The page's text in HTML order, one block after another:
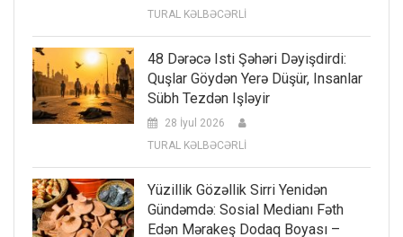
TURAL KƏLBƏCƏRLİ
48 Dərəcə Isti Şəhəri Dəyişdirdi:
Quşlar Göydən Yerə Düşür, Insanlar
Sübh Tezdən Işləyir
28 İyul 2026
TURAL KƏLBƏCƏRLİ
Yüzillik Gözəllik Sirri Yenidən
Gündəmdə: Sosial Medianı Fəth
Edən Mərakeş Dodaq Boyası –